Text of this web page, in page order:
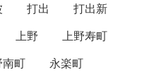
打出
打出新
上野
上野寿町
町
永楽町